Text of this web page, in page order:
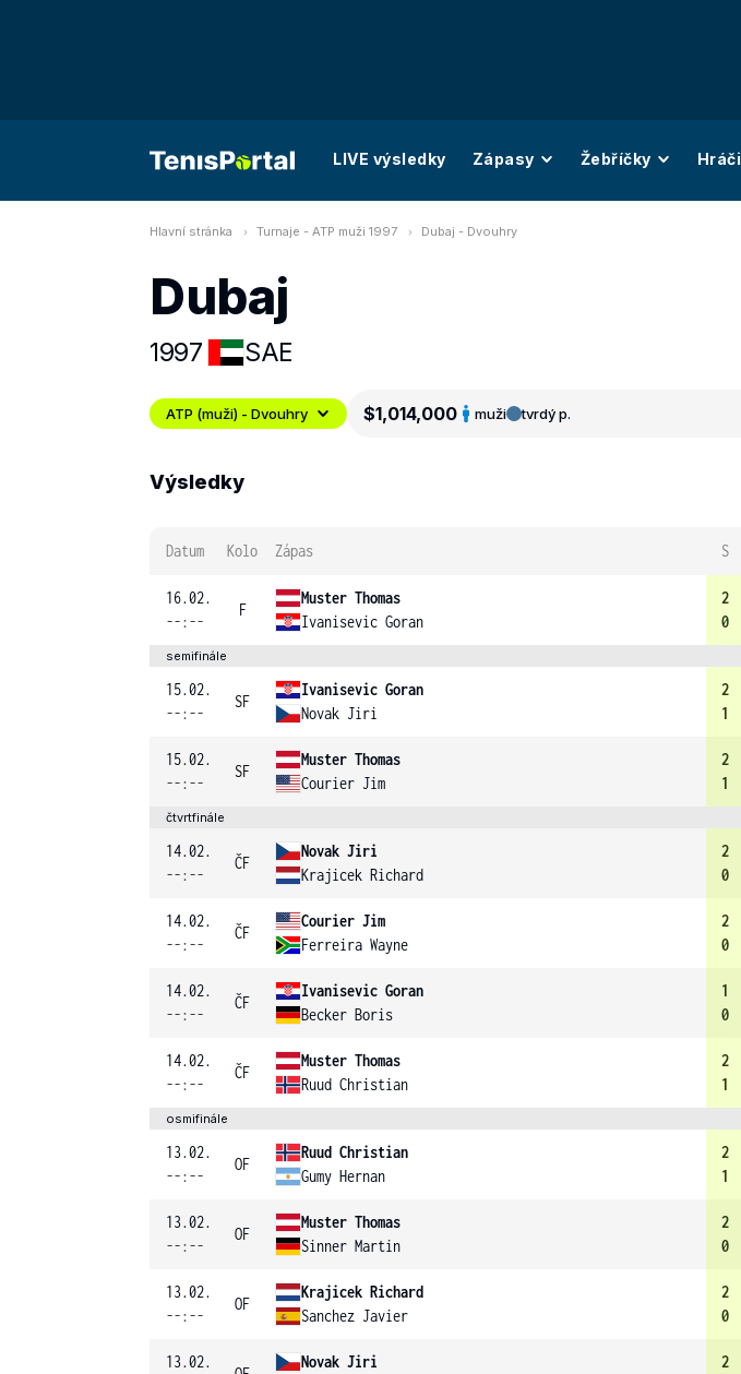
LIVE výsledky Zápasy Žebříčky Hráči
Hlavní stránka Turnaje - ATP muži 1997 Dubaj - Dvouhry
Dubaj
1997 SAE
ATP (muži) - Dvouhry $1,014,000 muži tvrdý p.
Výsledky
Datum Kolo Zápas S
16.02.
--:--
F
Muster Thomas
Ivanisevic Goran
2
0
semifinále
15.02.
--:--
SF
Ivanisevic Goran
Novak Jiri
2
1
15.02.
--:--
SF
Muster Thomas
Courier Jim
2
1
čtvrtfinále
14.02.
--:--
ČF
Novak Jiri
Krajicek Richard
2
0
14.02.
--:--
ČF
Courier Jim
Ferreira Wayne
2
0
14.02.
--:--
ČF
Ivanisevic Goran
Becker Boris
1
0
14.02.
--:--
ČF
Muster Thomas
Ruud Christian
2
1
osmifinále
13.02.
--:--
OF
Ruud Christian
Gumy Hernan
2
1
13.02.
--:--
OF
Muster Thomas
Sinner Martin
2
0
13.02.
--:--
OF
Krajicek Richard
Sanchez Javier
2
0
13.02.
Novak Jiri
2